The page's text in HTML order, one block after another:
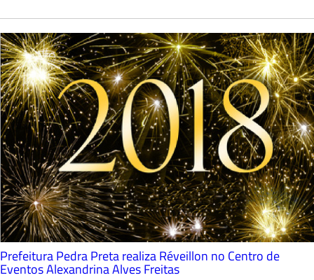
Prefeitura Pedra Preta realiza Réveillon no Centro de
Eventos Alexandrina Alves Freitas